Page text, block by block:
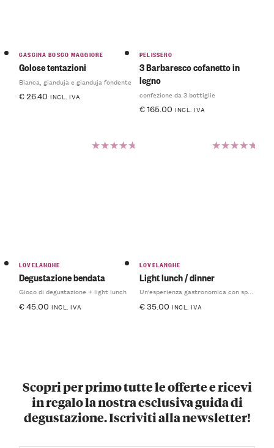
CASCINA BOSCO MAGGIORE
Golose tentazioni
Bianca, gianduja e gianduja fondente
€26.40 INCL. IVA
PELISSERO
3 Barbaresco cofanetto in
legno
confezione da 3 bottiglie
€165.00 INCL. IVA
LOVELANGHE
Degustazione bendata
Gioco di degustazione + light lunch
€45.00 INCL. IVA
LOVELANGHE
Light lunch / dinner
Un’esperienza gastronomica con specialità del territorio
€35.00 INCL. IVA
Scopri per primo tutte le offerte e ricevi
in regalo la nostra esclusiva guida di
degustazione. Iscriviti alla newsletter!